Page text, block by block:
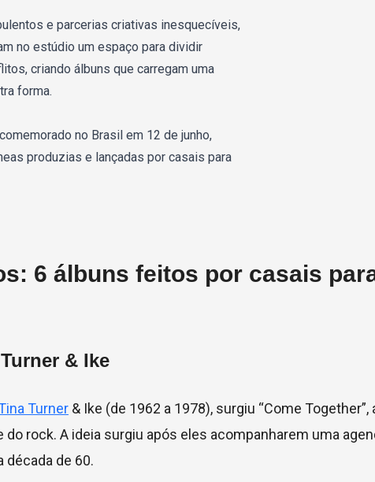
e parcerias criativas inesquecíveis,
no estúdio um espaço para dividir
criando álbuns que carregam uma
forma.
no Brasil em 12 de junho,
produzias e lançadas por casais para
6 álbuns feitos por casais
& Ike
Turner & Ike (de 1962 a 1978), surgiu “Come
rock. A ideia surgiu após eles acompanharem uma
década de 60.